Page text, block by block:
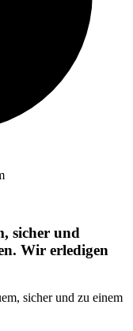
sicher und
Wir erledigen
sicher und zu einem